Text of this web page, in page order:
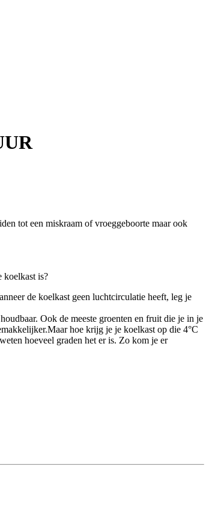
tot een miskraam of vroeggeboorte maar ook
koelkast is?
de koelkast geen luchtcirculatie heeft, leg je
Ook de meeste groenten en fruit die je in je
hoe krijg je je koelkast op die 4°C
hoeveel graden het er is. Zo kom je er